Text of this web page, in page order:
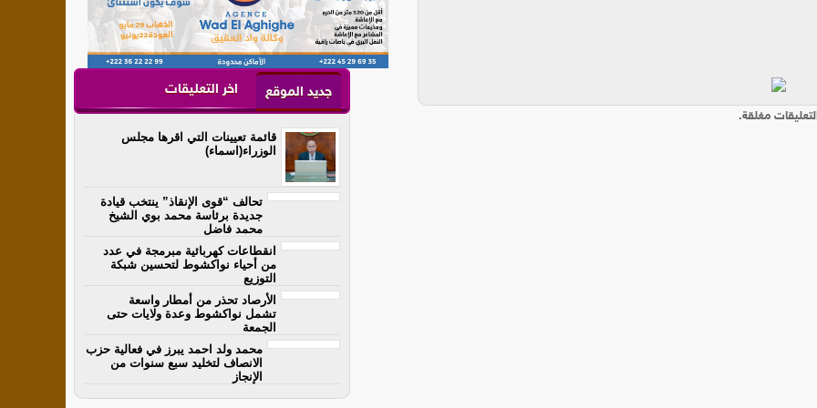
مغلقة.
جديد الموقع اخر التعليقات
قائمة تعيينات التي اقرها مجلس
الوزراء(اسماء)
تحالف “قوى الإنقاذ” ينتخب قيادة
جديدة برئاسة محمد بوي الشيخ
محمد فاضل
انقطاعات كهربائية مبرمجة في عدد
من أحياء نواكشوط لتحسين شبكة
التوزيع
الأرصاد تحذر من أمطار واسعة
تشمل نواكشوط وعدة ولايات حتى
الجمعة
محمد ولد احمد يبرز في فعالية حزب
الانصاف لتخليد سبع سنوات من
الإنجاز